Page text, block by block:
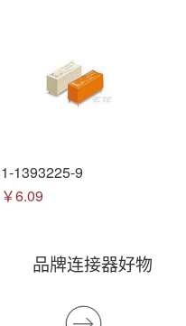
1-1393225-9
￥6.09
品牌连接器好物